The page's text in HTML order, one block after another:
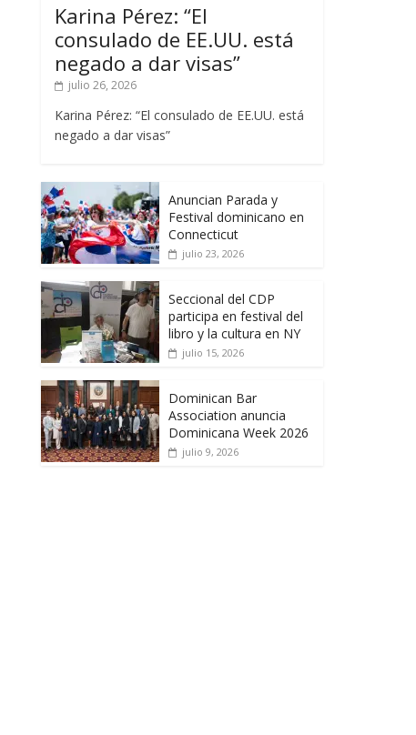
Karina Pérez: “El
consulado de EE.UU. está
negado a dar visas”
julio 26, 2026
Karina Pérez: “El consulado de EE.UU. está
negado a dar visas”
Anuncian Parada y
Festival dominicano en
Connecticut
julio 23, 2026
Seccional del CDP
participa en festival del
libro y la cultura en NY
julio 15, 2026
Dominican Bar
Association anuncia
Dominicana Week 2026
julio 9, 2026